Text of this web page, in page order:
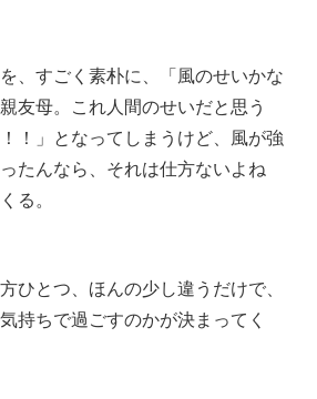
、すごく素朴に、「風のせいかな
友母。これ人間のせいだと思う
！」となってしまうけど、風が強
たんなら、それは仕方ないよね
る。
ひとつ、ほんの少し違うだけで、
持ちで過ごすのかが決まってく